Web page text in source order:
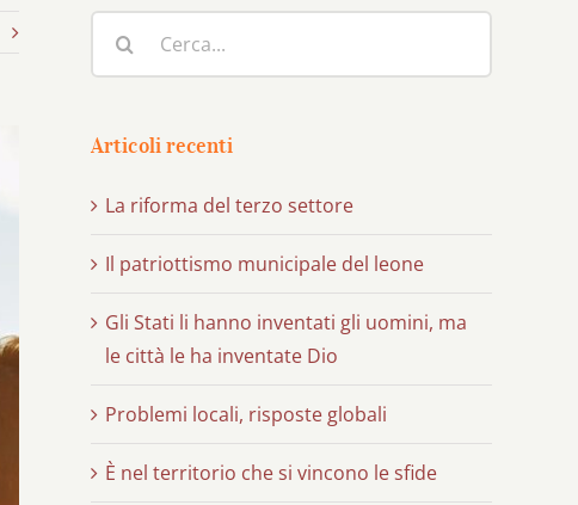
per:
Articoli recenti
La riforma del terzo settore
Il patriottismo municipale del leone
Gli Stati li hanno inventati gli uomini, ma
le città le ha inventate Dio
Problemi locali, risposte globali
È nel territorio che si vincono le sfide